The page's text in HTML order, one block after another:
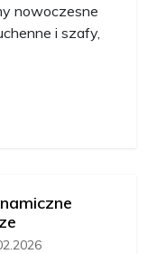
nowoczesne
i szafy,